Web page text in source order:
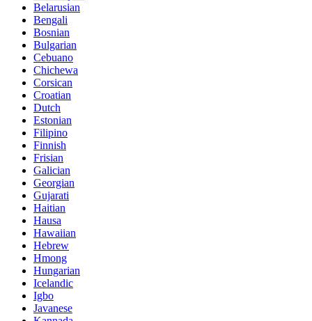
Belarusian
Bengali
Bosnian
Bulgarian
Cebuano
Chichewa
Corsican
Croatian
Dutch
Estonian
Filipino
Finnish
Frisian
Galician
Georgian
Gujarati
Haitian
Hausa
Hawaiian
Hebrew
Hmong
Hungarian
Icelandic
Igbo
Javanese